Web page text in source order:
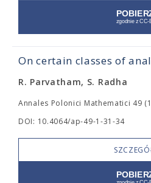
On certain classes of
R. Parvatham, S. Radha
Annales Polonici Mathematici 49
DOI: 10.4064/ap-49-1-31-34